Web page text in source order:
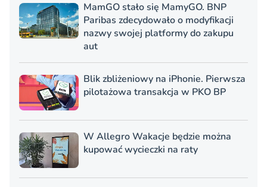
MamGO stało się MamyGO. BNP
Paribas zdecydowało o modyfikacji
nazwy swojej platformy do zakupu
aut
Blik zbliżeniowy na iPhonie. Pierwsza
pilotażowa transakcja w PKO BP
W Allegro Wakacje będzie można
kupować wycieczki na raty